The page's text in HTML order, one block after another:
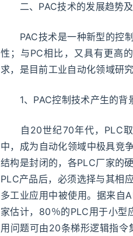
二、PAC技术的发展趋势及
PAC技术是一种新型的控制
性；与PC相比，又具有更高
求，是目前工业自动化领域研
1、PAC控制技术产生的背
自20世纪70年代，PLC取
中，成为自动化领域中极具竞
结构是封闭的，各PLC厂家的
PLC产品后，必须选择与其相
多工业应用中被使用。据来自
家估计，80％的PLC用于小型
用问题可由20条梯形逻辑指